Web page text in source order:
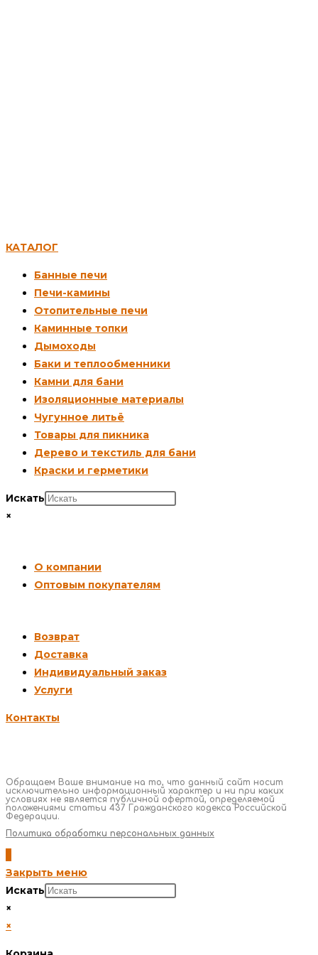
КАТАЛОГ
Банные печи
Печи-камины
Отопительные печи
Каминные топки
Дымоходы
Баки и теплообменники
Камни для бани
Изоляционные материалы
Чугунное литьё
Товары для пикника
Дерево и текстиль для бани
Краски и герметики
Искать
×
О компании
Оптовым покупателям
Возврат
Доставка
Индивидуальный заказ
Услуги
Контакты
Обращаем Ваше внимание на то, что данный сайт носит
исключительно информационный характер и ни при каких
условиях не является публичной офертой, определяемой
положениями статьи 437 Гражданского кодекса Российской
Федерации.
Политика обработки персональных данных
Закрыть меню
Искать
×
×